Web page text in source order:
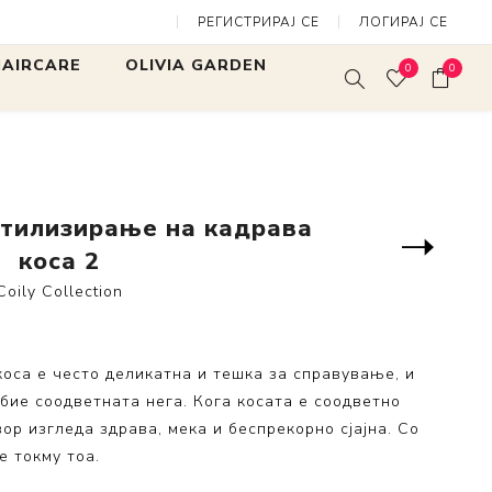
РЕГИСТРИРАЈ СЕ ЛОГИРАЈ СЕ
Collection
OLIVIA GARDEN
Bamboo Touch
Arctic Lights
Fingerbrush Limited
0 0
и стилизирање на кадрава коса 2
на кадрава
коса 2
Collection
е често деликатна и тешка за справување, и
соодветната нега. Кога косата е соодветно
изгледа здрава, мека и беспрекорно сјајна. Со
токму тоа.